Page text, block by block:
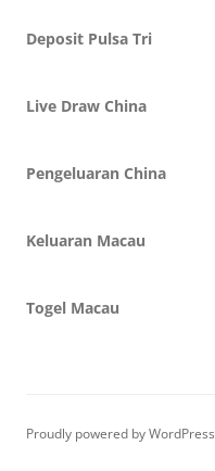
Deposit Pulsa Tri
Live Draw China
Pengeluaran China
Keluaran Macau
Togel Macau
Proudly powered by WordPress